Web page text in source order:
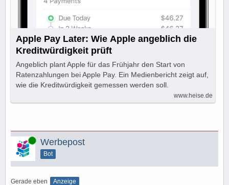
Apple Pay Later: Wie Apple angeblich die
Kreditwürdigkeit prüft
Angeblich plant Apple für das Frühjahr den Start von
Ratenzahlungen bei Apple Pay. Ein Medienbericht zeigt auf,
wie die Kreditwürdigkeit gemessen werden soll.
www.heise.de
Online Werbepost
Bot
Gerade eben Anzeige